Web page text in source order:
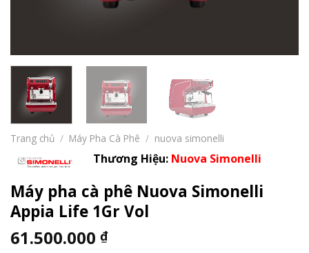
Trang chủ / Máy Pha Cà Phê / nuova simonelli
Thương Hiệu: Nuova Simonelli
Máy pha cà phê Nuova Simonelli
Appia Life 1Gr Vol
61.500.000 ₫